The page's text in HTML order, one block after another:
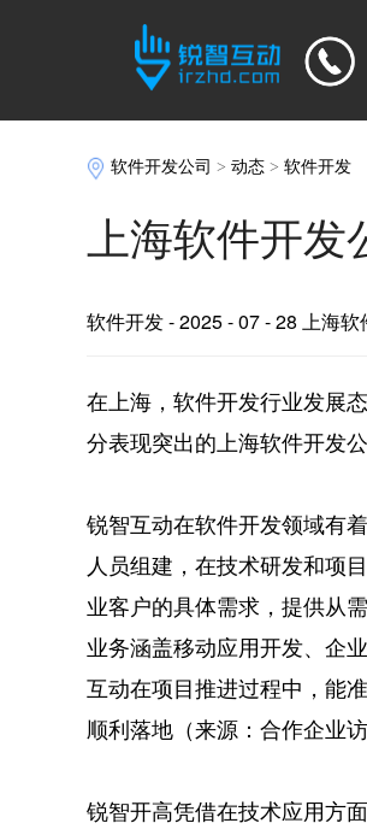
软件开发公司 >动态 >软件开发
上海软件开
软件开发- 2025 - 07 - 28 上海软
在上海，软件开发行业发展
分表现突出的上海软件开发公
锐智互动在软件开发领域有
人员组建，在技术研发和项
业客户的具体需求，提供从
业务涵盖移动应用开发、企
互动在项目推进过程中，能
顺利落地（来源：合作企业访
锐智开高凭借在技术应用方